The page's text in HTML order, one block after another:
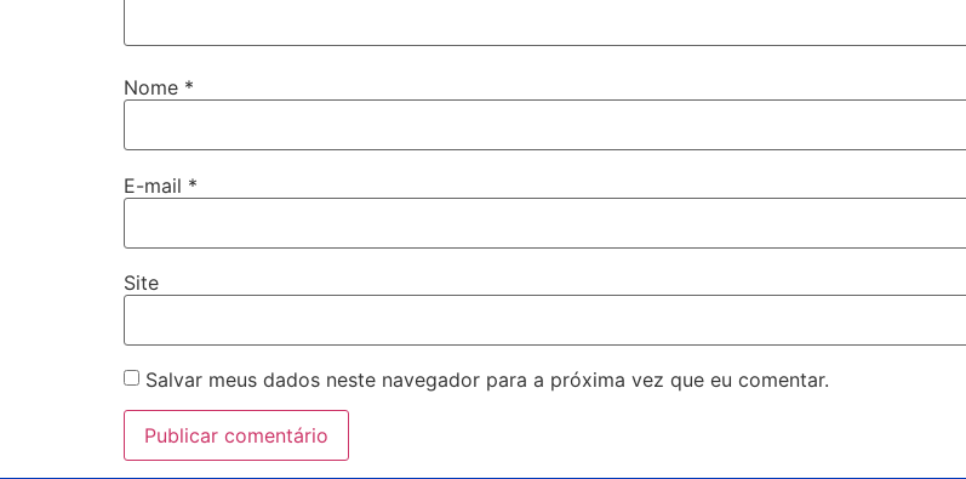
Nome *
E-mail *
Site
Salvar meus dados neste navegador para a próxima vez que eu comentar.